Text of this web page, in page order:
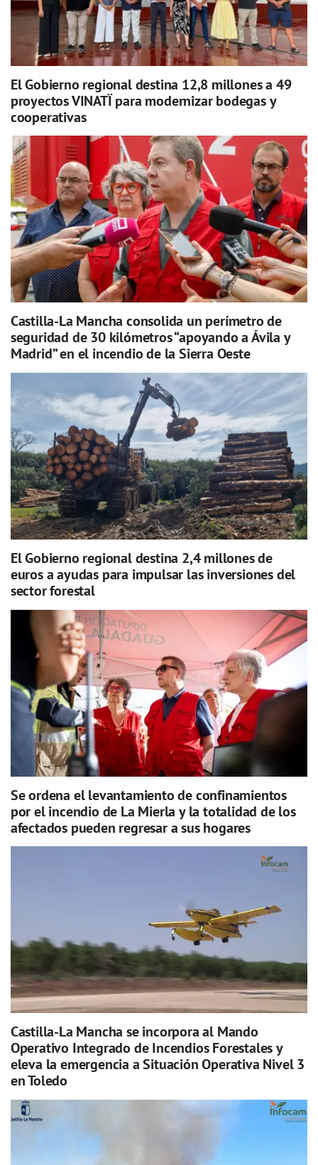
El Gobierno regional destina 12,8 millones a 49
proyectos VINATÏ para modernizar bodegas y
cooperativas
Castilla-La Mancha consolida un perímetro de
seguridad de 30 kilómetros “apoyando a Ávila y
Madrid” en el incendio de la Sierra Oeste
El Gobierno regional destina 2,4 millones de
euros a ayudas para impulsar las inversiones del
sector forestal
Se ordena el levantamiento de confinamientos
por el incendio de La Mierla y la totalidad de los
afectados pueden regresar a sus hogares
Castilla-La Mancha se incorpora al Mando
Operativo Integrado de Incendios Forestales y
eleva la emergencia a Situación Operativa Nivel 3
en Toledo